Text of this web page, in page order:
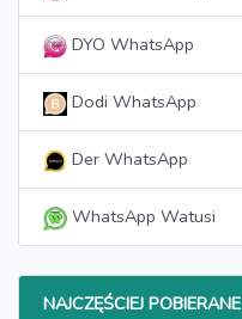
DYO WhatsApp
Dodi WhatsApp
Der WhatsApp
WhatsApp Watusi
NAJCZĘŚCIEJ POBIERANE